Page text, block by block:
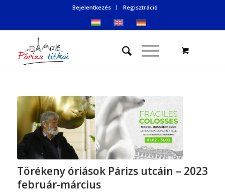
Bejelentkezés Regisztráció
Törékeny óriások Párizs utcáin – 2023
február-március